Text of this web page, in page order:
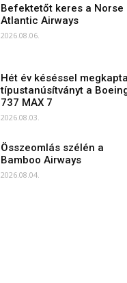
Befektetőt keres a Norse
Atlantic Airways
2026.08.06.
Hét év késéssel
típustanúsítványt a
737 MAX 7
2026.08.03.
Összeomlás szélén a
Bamboo Airways
2026.08.04.